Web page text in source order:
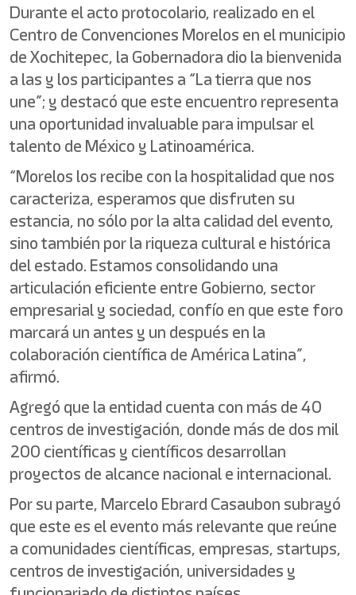
Durante el acto protocolario, realizado en el
Centro de Convenciones Morelos en el municipio
de Xochitepec, la Gobernadora dio la bienvenida
a las y los participantes a “La tierra que nos
une”; y destacó que este encuentro representa
una oportunidad invaluable para impulsar el
talento de México y Latinoamérica.
“Morelos los recibe con la hospitalidad que nos
caracteriza, esperamos que disfruten su
estancia, no sólo por la alta calidad del evento,
sino también por la riqueza cultural e histórica
del estado. Estamos consolidando una
articulación eficiente entre Gobierno, sector
empresarial y sociedad, confío en que este foro
marcará un antes y un después en la
colaboración científica de América Latina”,
afirmó.
Agregó que la entidad cuenta con más de 40
centros de investigación, donde más de dos mil
200 científicas y científicos desarrollan
proyectos de alcance nacional e internacional.
Por su parte, Marcelo Ebrard Casaubon subrayó
que este es el evento más relevante que reúne
a comunidades científicas, empresas, startups,
centros de investigación, universidades y